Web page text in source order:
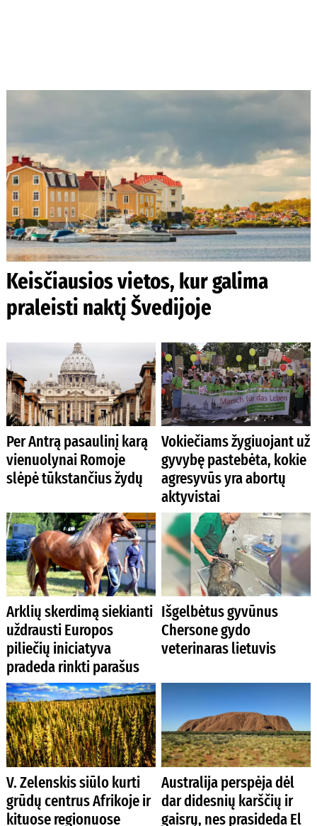
Keisčiausios vietos, kur galima
praleisti naktį Švedijoje
Per Antrą pasaulinį karą
vienuolynai Romoje
slėpė tūkstančius žydų
Vokiečiams žygiuojant už
gyvybę pastebėta, kokie
agresyvūs yra abortų
aktyvistai
Arklių skerdimą siekianti
uždrausti Europos
piliečių iniciatyva
pradeda rinkti parašus
Išgelbėtus gyvūnus
Chersone gydo
veterinaras lietuvis
V. Zelenskis siūlo kurti
grūdų centrus Afrikoje ir
kituose regionuose
Australija perspėja dėl
dar didesnių karščių ir
gaisrų, nes prasideda El